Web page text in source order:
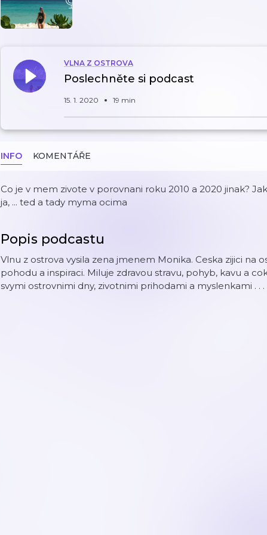
VLNA Z OSTROVA
Poslechněte si podcast
15. 1. 2020 19 min
INFO KOMENTÁŘE
Co je v mem zivote v porovnani roku 2010 a 2020 jinak?
ja, ... ted a tady myma ocima
Popis podcastu
Vlnu z ostrova vysila zena jmenem Monika. Ceska zijici na
pohodu a inspiraci. Miluje zdravou stravu, pohyb, kavu a
svymi ostrovnimi dny, zivotnimi prihodami a myslenkami . . .